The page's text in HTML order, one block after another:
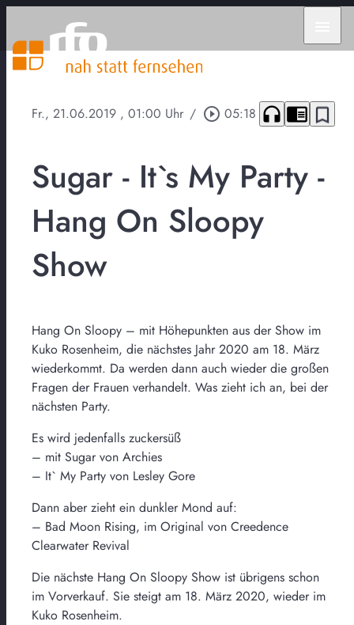
Fr., 21.06.2019 , 01:00 Uhr / play_circle_outline 05:18 headphones chrome_reader_mode bookmark_border
Sugar - It`s My Party -
Hang On Sloopy
Show
Hang On Sloopy – mit Höhepunkten aus der Show im
Kuko Rosenheim, die nächstes Jahr 2020 am 18. März
wiederkommt. Da werden dann auch wieder die großen
Fragen der Frauen verhandelt. Was zieht ich an, bei der
nächsten Party.
Es wird jedenfalls zuckersüß
– mit Sugar von Archies
– It` My Party von Lesley Gore
Dann aber zieht ein dunkler Mond auf:
– Bad Moon Rising, im Original von Creedence
Clearwater Revival
Die nächste Hang On Sloopy Show ist übrigens schon
im Vorverkauf. Sie steigt am 18. März 2020, wieder im
Kuko Rosenheim.